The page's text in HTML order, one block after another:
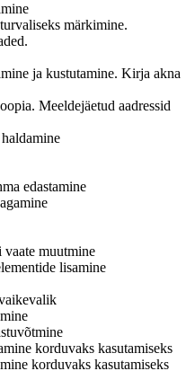
märkimine.
ja kustutamine. Kirja akna
Meeldejäetud aadressid
edastamine
muutmine
lisamine
korduvaks kasutamiseks
korduvaks kasutamiseks